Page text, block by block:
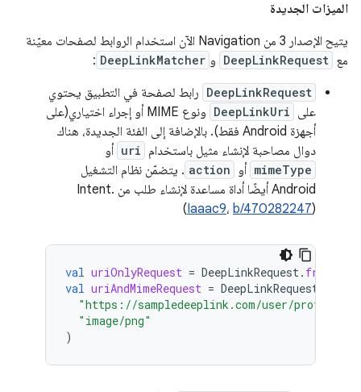
الميزات الجديدة
يتيح الإصدار 3 من Navigation الآن استخدام الروابط لصفحات معيّنة
مع DeepLinkRequest و DeepLinkMatcher
:
DeepLinkRequest رابط لصفحة في التطبيق يحتوي
على DeepLinkUri
ونوع MIME أو إجراء اختياري(على
أجهزة Android فقط). بالإضافة إلى الفئة الجديدة، هناك
دوال مصاحبة لإنشاء مثيل باستخدام uri أو
mimeType أو action . يتضمّن نظام التشغيل
Android أيضًا أداة مساعدة لإنشاء طلب من Intent.
(Iaaac9، b/470282247)
val uriOnlyRequest = DeepLinkRequest.
val uriAndMimeRequest = DeepLinkRequest
"https://sampledeeplink.com/user/
"image/png"
)